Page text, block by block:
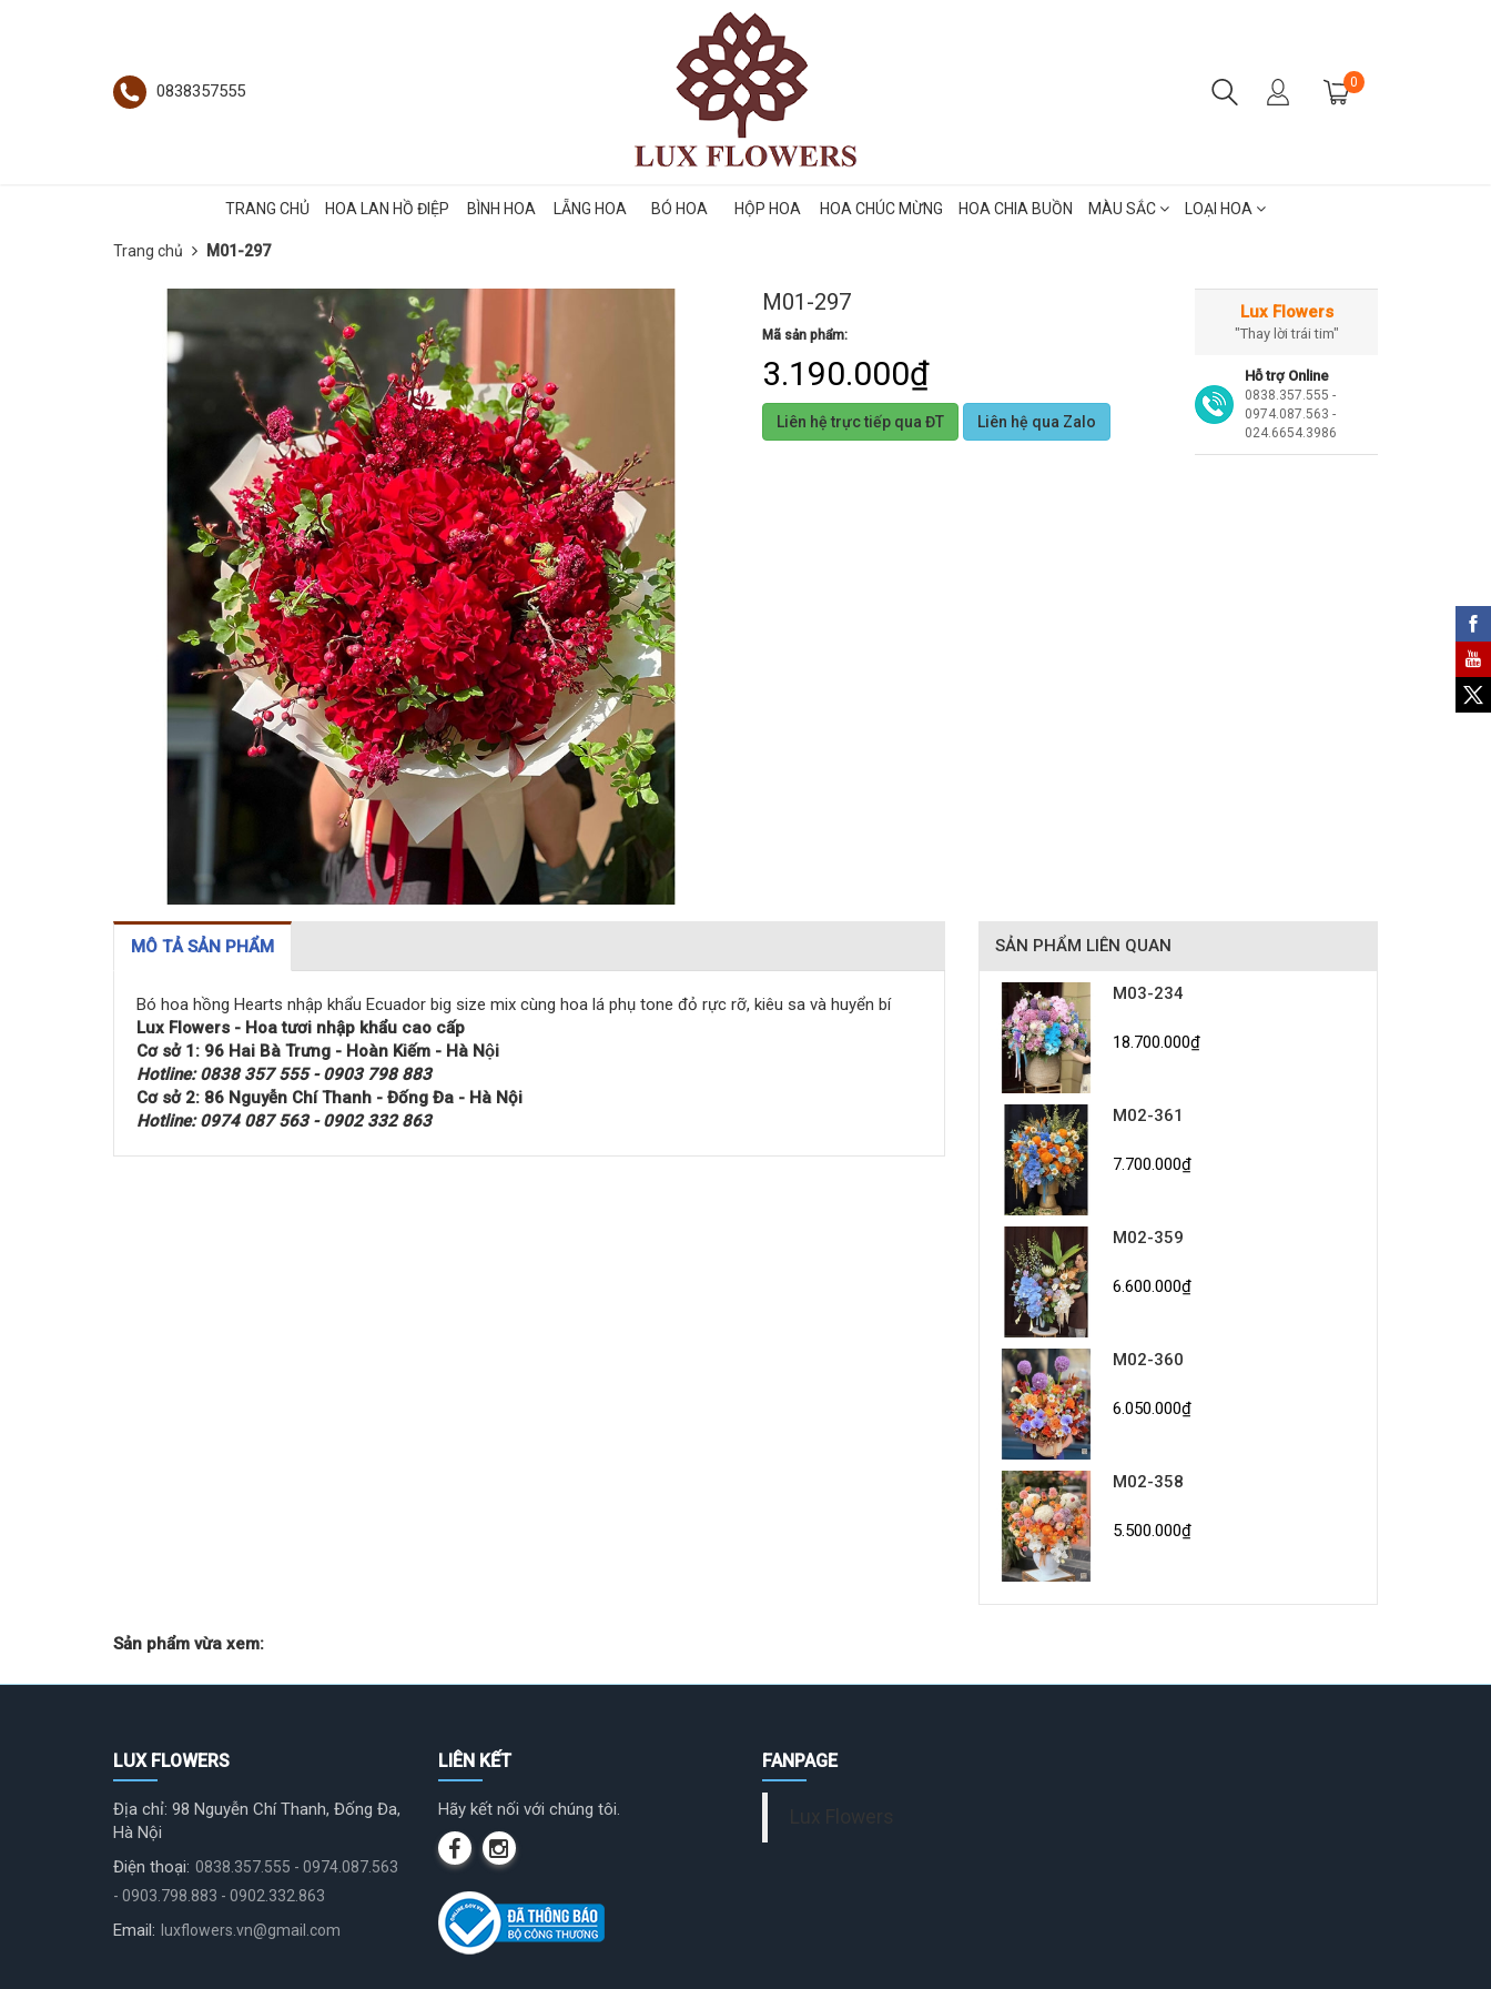
0838357555 0
TRANG CHỦ HOA LAN HỒ ĐIỆP BÌNH HOA LẴNG HOA BÓ HOA HỘP HOA HOA CHÚC MỪNG HOA CHIA BUỒN MÀU SẮC LOẠI HOA
Trang chủ M01-297
M01-297
Mã sản phẩm:
3.190.000₫
Liên hệ trực tiếp qua ĐT Liên hệ qua Zalo
Lux Flowers
"Thay lời trái tim"
Hỗ trợ Online
0838.357.555 -
0974.087.563 -
024.6654.3986
MÔ TẢ SẢN PHẨM
Bó hoa hồng Hearts nhập khẩu Ecuador big size mix cùng hoa lá phụ tone đỏ rực rỡ, kiêu sa và huyển bí
Lux Flowers - Hoa tươi nhập khẩu cao cấp
Cơ sở 1: 96 Hai Bà Trưng - Hoàn Kiếm - Hà Nội
Hotline: 0838 357 555 - 0903 798 883
Cơ sở 2: 86 Nguyễn Chí Thanh - Đống Đa - Hà Nội
Hotline: 0974 087 563 - 0902 332 863
SẢN PHẨM LIÊN QUAN
M03-234
18.700.000₫
M02-361
7.700.000₫
M02-359
6.600.000₫
M02-360
6.050.000₫
M02-358
5.500.000₫
Sản phẩm vừa xem:
LUX FLOWERS
Địa chỉ: 98 Nguyễn Chí Thanh, Đống Đa,
Hà Nội
Điện thoại: 0838.357.555 - 0974.087.563
- 0903.798.883 - 0902.332.863
Email: luxflowers.vn@gmail.com
LIÊN KẾT
Hãy kết nối với chúng tôi.
FANPAGE
Lux Flowers